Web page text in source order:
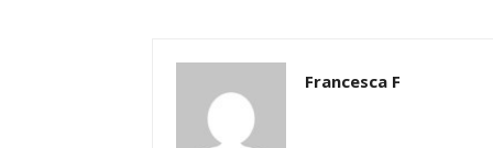
Francesca F